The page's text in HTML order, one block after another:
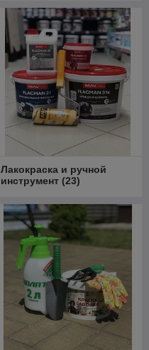
Лакокраска и ручной
инструмент (23)